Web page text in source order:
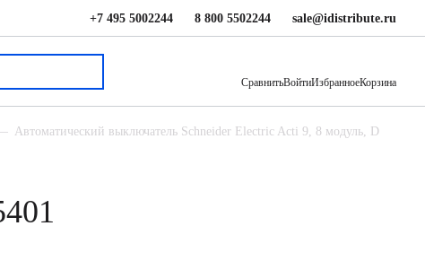
+7 495 5002244 8 800 5502244 sale@idistribute.ru
СравнитьВойтиИзбранноеКорзина
Автоматический выключатель Schneider Electric Acti 9, 8 модуль, D